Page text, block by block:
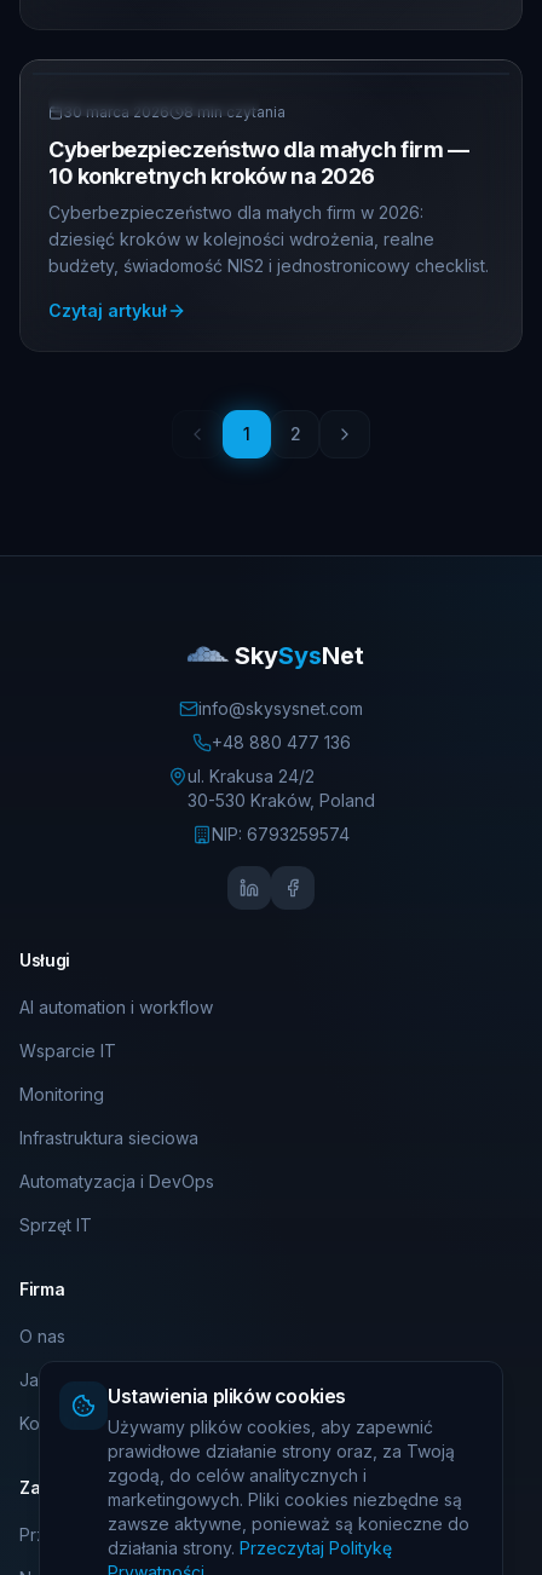
30 marca 2026 8 min czytania
Cyberbezpieczeństwo dla małych firm —
10 konkretnych kroków na 2026
Cyberbezpieczeństwo dla małych firm w 2026:
dziesięć kroków w kolejności wdrożenia, realne
budżety, świadomość NIS2 i jednostronicowy checklist.
Czytaj artykuł
1 2
SkySysNet
info@skysysnet.com
+48 880 477 136
ul. Krakusa 24/2
30-530 Kraków, Poland
NIP: 6793259574
Usługi
AI automation i workflow
Wsparcie IT
Monitoring
Infrastruktura sieciowa
Automatyzacja i DevOps
Sprzęt IT
Firma
O nas
Jak działamy
Kontakt
Zasoby
Przegląd usług
Ustawienia plików cookies
Używamy plików cookies, aby zapewnić
prawidłowe działanie strony oraz, za Twoją
zgodą, do celów analitycznych i
marketingowych. Pliki cookies niezbędne są
zawsze aktywne, ponieważ są konieczne do
działania strony. Przeczytaj Politykę